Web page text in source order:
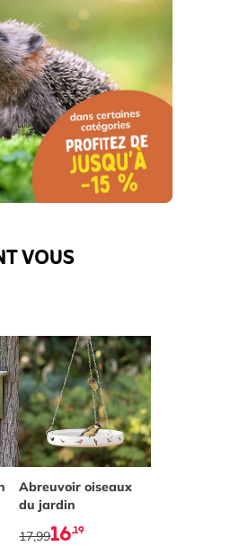
VOUS
Abreuvoir oiseaux
du jardin
16,19
17,99